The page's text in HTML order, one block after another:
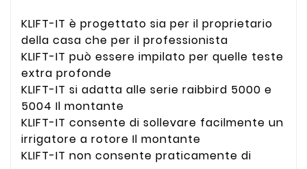
KLIFT-IT è progettato sia per il proprietario
della casa che per il professionista
KLIFT-IT può essere impilato per quelle teste
extra profonde
KLIFT-IT si adatta alle serie raibbird 5000 e
5004 Il montante
KLIFT-IT consente di sollevare facilmente un
irrigatore a rotore Il montante
KLIFT-IT non consente praticamente di